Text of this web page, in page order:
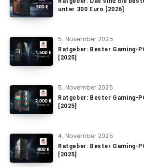
unter 300 Euro [2026]
5. November 2025
Ratgeber: Bester Gaming-
[2025]
5. November 2025
Ratgeber: Bester Gaming-
[2025]
4. November 2025
Ratgeber: Bester Gaming-
[2025]